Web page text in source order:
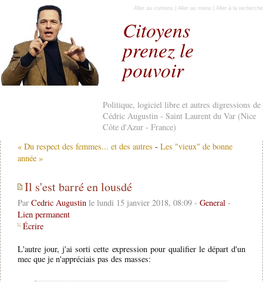
Citoyens
prenez le
pouvoir
Politique, logiciel libre et autres digressions de
Cédric Augustin - Saint Laurent du Var (Nice
Côte d'Azur - France)
Aller au contenu Aller au menu Aller à la recherche
« Du respect des femmes... et des autres - Les "vieux" de bonne
année »
Il s'est barré en lousdé
Par Cedric Augustinle lundi 15 janvier 2018, 08:09 - General-
Lien permanent
Écrire
L'autre jour, j'ai sorti cette expression pour qualifier le départ d'un
mec que je n'appréciais pas des masses: